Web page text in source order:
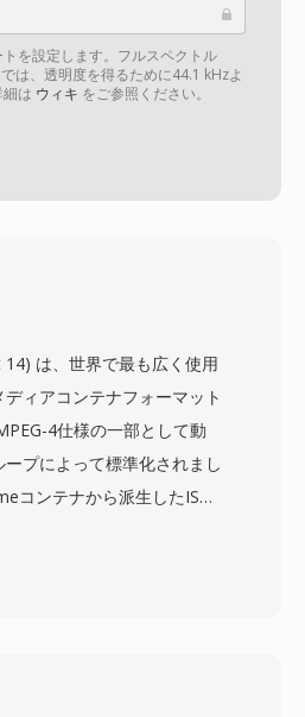
を設定します。フルスペクトル
は、透明度を得るために44.1 kHzよ
は ウィキ をご参照ください。
は、世界で最も広く使用
ィアコンテナフォーマット
4仕様の一部として動
プによって標準化されまし
コンテナから派生したISO
ルフォーマット (MPEG-4